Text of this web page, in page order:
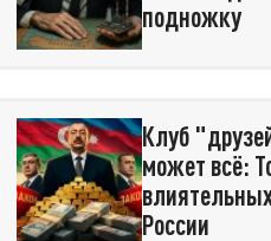
подножку
Клуб
может всё:
России